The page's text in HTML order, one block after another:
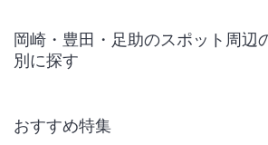
岡崎・豊田・足助のスポット周辺
別に探す
おすすめ特集